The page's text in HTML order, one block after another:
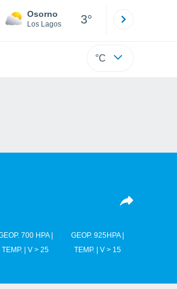
Osorno
Los Lagos 3°
°C
700 HPA |
TEMP. | V > 25
GEOP. 925HPA |
TEMP. | V > 15